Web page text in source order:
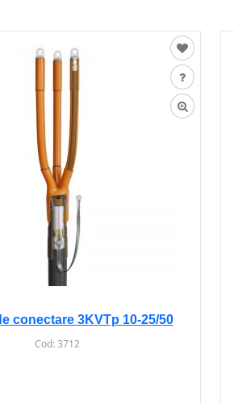
conectare 3KVTp 10-25/50
Cod:3712